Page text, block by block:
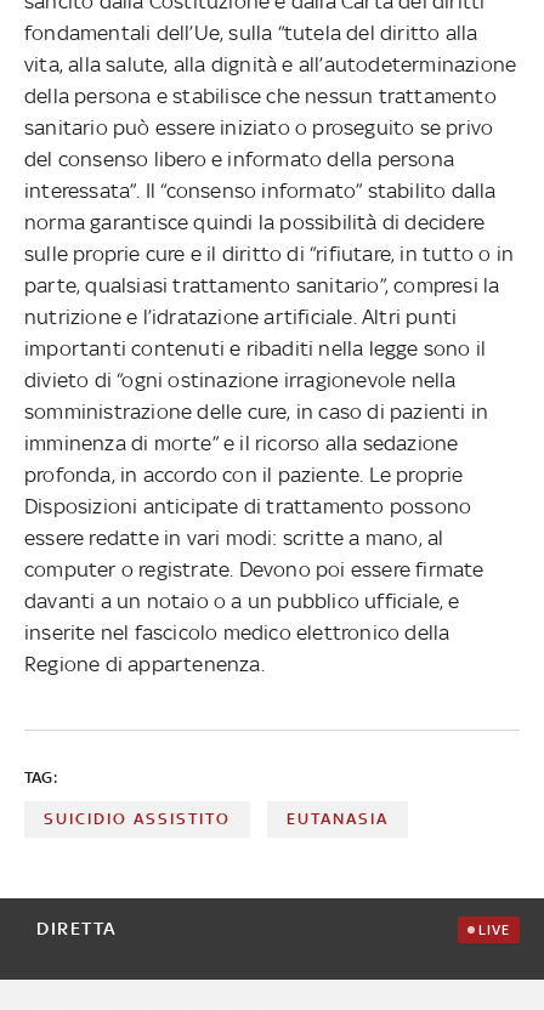
fondamentali dell’Ue, sulla “tutela del diritto alla
vita, alla salute, alla dignità e all’autodeterminazione
della persona e stabilisce che nessun trattamento
sanitario può essere iniziato o proseguito se privo
del consenso libero e informato della persona
interessata”. Il “consenso informato” stabilito dalla
norma garantisce quindi la possibilità di decidere
sulle proprie cure e il diritto di “rifiutare, in tutto o in
parte, qualsiasi trattamento sanitario”, compresi la
nutrizione e l’idratazione artificiale. Altri punti
importanti contenuti e ribaditi nella legge sono il
divieto di “ogni ostinazione irragionevole nella
somministrazione delle cure, in caso di pazienti in
imminenza di morte” e il ricorso alla sedazione
profonda, in accordo con il paziente. Le proprie
Disposizioni anticipate di trattamento possono
essere redatte in vari modi: scritte a mano, al
computer o registrate. Devono poi essere firmate
davanti a un notaio o a un pubblico ufficiale, e
inserite nel fascicolo medico elettronico della
Regione di appartenenza.
TAG:
SUICIDIO ASSISTITO EUTANASIA
DIRETTA LIVE